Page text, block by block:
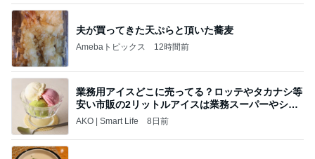
夫が買ってきた天ぷらと頂いた蕎麦
Amebaトピックス 12時間前
業務用アイスどこに売ってる？ロッテやタカナシ等
安い市販の2リットルアイスは業務スーパーやシャ
トレ
AKO | Smart Life 8日前